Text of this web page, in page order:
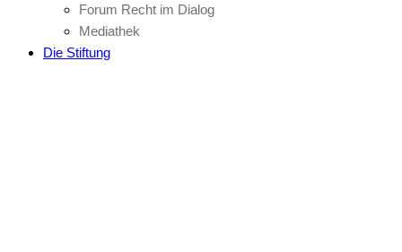
Forum Recht im Dialog
Mediathek
Die Stiftung